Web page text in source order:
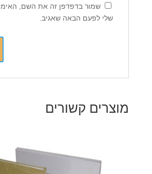
שמור בדפדפן זה את השם,
שלי לפעם הבאה שאגיב.
מוצרים קשורים